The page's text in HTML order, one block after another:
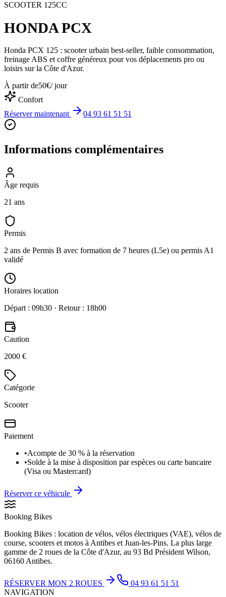
SCOOTER 125CC
HONDA PCX
Honda PCX 125 : scooter urbain best-seller, faible consommation,
freinage ABS et coffre généreux pour vos déplacements pro ou
loisirs sur la Côte d'Azur.
À partir de50€/ jour
Confort
Réserver maintenant
04 93 61 51 51
Informations complémentaires
Âge requis
21 ans
Permis
2 ans de Permis B avec formation de 7 heures (L5e) ou permis A1
validé
Horaires location
Départ : 09h30 · Retour : 18h00
Caution
2000 €
Catégorie
Scooter
Paiement
•Acompte de 30 % à la réservation
•Solde à la mise à disposition par espèces ou carte bancaire
(Visa ou Mastercard)
Réserver ce véhicule
Booking Bikes
Booking Bikes : location de vélos, vélos électriques (VAE), vélos de
course, scooters et motos à Antibes et Juan-les-Pins. La plus large
gamme de 2 roues de la Côte d'Azur, au 93 Bd Président Wilson,
06160 Antibes.
RÉSERVER MON 2 ROUES
04 93 61 51 51
NAVIGATION